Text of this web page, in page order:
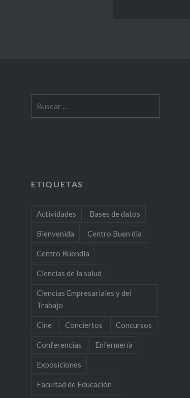
ETIQUETAS
Actividades Bases de datos
Bienvenida Centro Buen día
Centro Buendía
Ciencias de la salud
Ciencias Empresariales y del
Trabajo
Cine Conciertos Concursos
Conferencias Enfermería
Exposiciones
Facultad de Educación